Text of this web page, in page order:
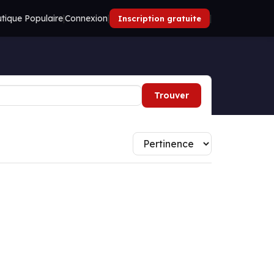
Populaire|Connexion| Inscription gratuite |
Trouver